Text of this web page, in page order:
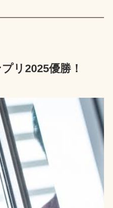
リ2025優勝！